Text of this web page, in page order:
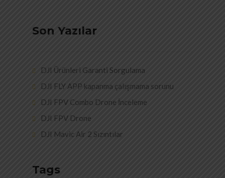
Son Yazılar
DJI Ürünleri Garanti Sorgulama
DJI FLY APP kapanma çalışmama sorunu
DJI FPV Combo Drone İnceleme
DJI FPV Drone
DJI Mavic Air 2 Sızıntılar
Tags